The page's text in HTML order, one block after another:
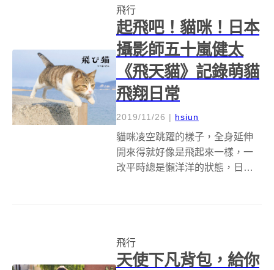
飛行
起飛吧！貓咪！日本
攝影師五十嵐健太
《飛天貓》記錄萌貓
飛翔日常
2019/11/26 | hsiun
貓咪凌空跳躍的樣子，全身延伸
開來得就好像是飛起來一樣，一
改平時總是懶洋洋的狀態，日本
人樣貌集結成《五十嵐健太攝影
寫真集：飛天貓》...
飛行
天使下凡背包，給你